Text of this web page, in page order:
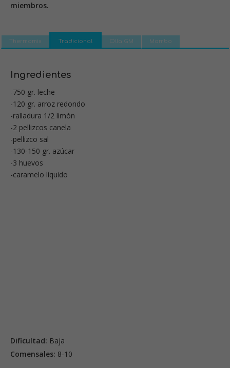
miembros.
Thermomix Tradicional Olla GM Mambo
Ingredientes
-750 gr. leche
-120 gr. arroz redondo
-ralladura 1/2 limón
-2 pellizcos canela
-pellizco sal
-130-150 gr. azúcar
-3 huevos
-caramelo líquido
Dificultad: Baja
Comensales: 8-10